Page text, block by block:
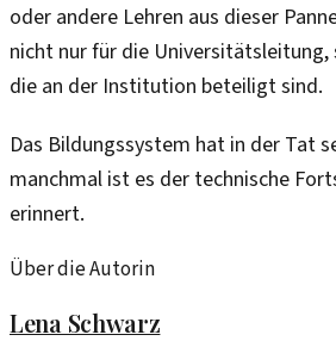
oder andere Lehren aus dieser
nicht nur für die Universitätsleitung,
die an der Institution beteiligt sind.
Das Bildungssystem hat in der Tat
manchmal ist es der technische
erinnert.
Über die Autorin
Lena Schwarz